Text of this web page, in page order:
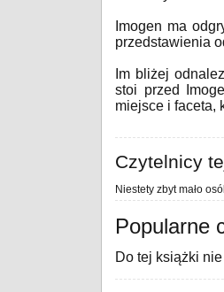
Imogen ma
przedstawienia
Im bliżej
stoi przed
miejsce i faceta,
Czytelnicy
Niestety zbyt mało
Popularne
Do tej książki